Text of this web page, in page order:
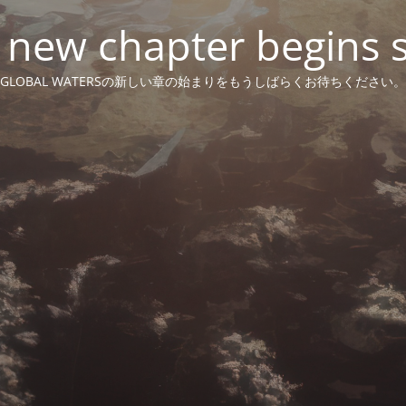
chapter begins
GLOBAL WATERSの新しい章の始まりをもうしばらくお待ちください。